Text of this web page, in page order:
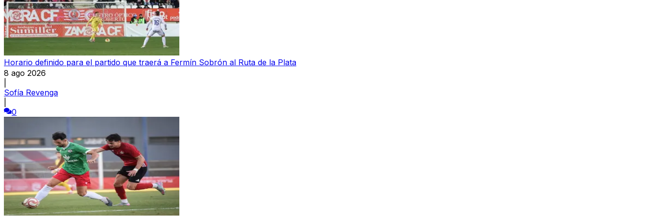
Horario definido para el partido que traerá a Fermín Sobrón al Ruta de la Plata
8 ago 2026
Sofía Revenga
0